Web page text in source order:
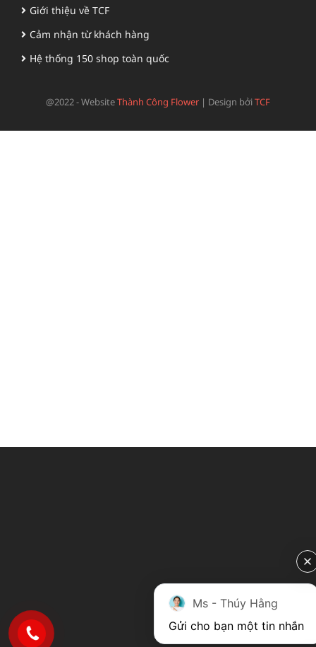
Giới thiệu về TCF
Cảm nhận từ khách hàng
Hệ thống 150 shop toàn quốc
@2022 - WebsiteThành Công Flower | Design bởiTCF
Ms - Thúy Hằng
Gửi cho bạn một tin nhắn